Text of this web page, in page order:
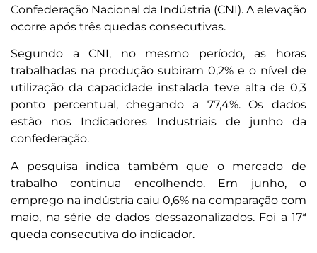
Confederação Nacional da Indústria (CNI). A elevação
ocorre após três quedas consecutivas.
Segundo a CNI, no mesmo período, as horas
trabalhadas na produção subiram 0,2% e o nível de
utilização da capacidade instalada teve alta de 0,3
ponto percentual, chegando a 77,4%. Os dados
estão nos Indicadores Industriais de junho da
confederação.
A pesquisa indica também que o mercado de
trabalho continua encolhendo. Em junho, o
emprego na indústria caiu 0,6% na comparação com
maio, na série de dados dessazonalizados. Foi a 17ª
queda consecutiva do indicador.